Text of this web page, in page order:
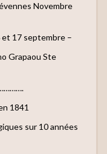
Novembre
17 septembre –
Grapaou Ste
1841
sur 10 années